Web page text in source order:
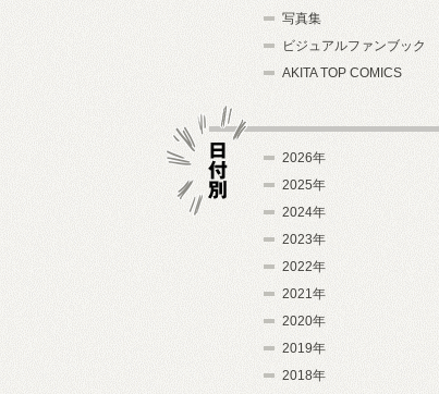
写真集
ビジュアルファンブック
AKITA TOP COMICS
2026年
2025年
2024年
2023年
2022年
2021年
2020年
2019年
2018年